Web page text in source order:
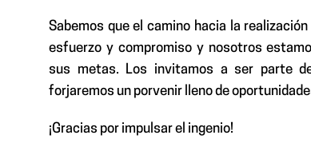
Sabemos que el camino hacia la
esfuerzo y compromiso y nosotros
sus metas. Los invitamos a ser parte
forjaremos un porvenir lleno de
¡Gracias por impulsar el ingenio!